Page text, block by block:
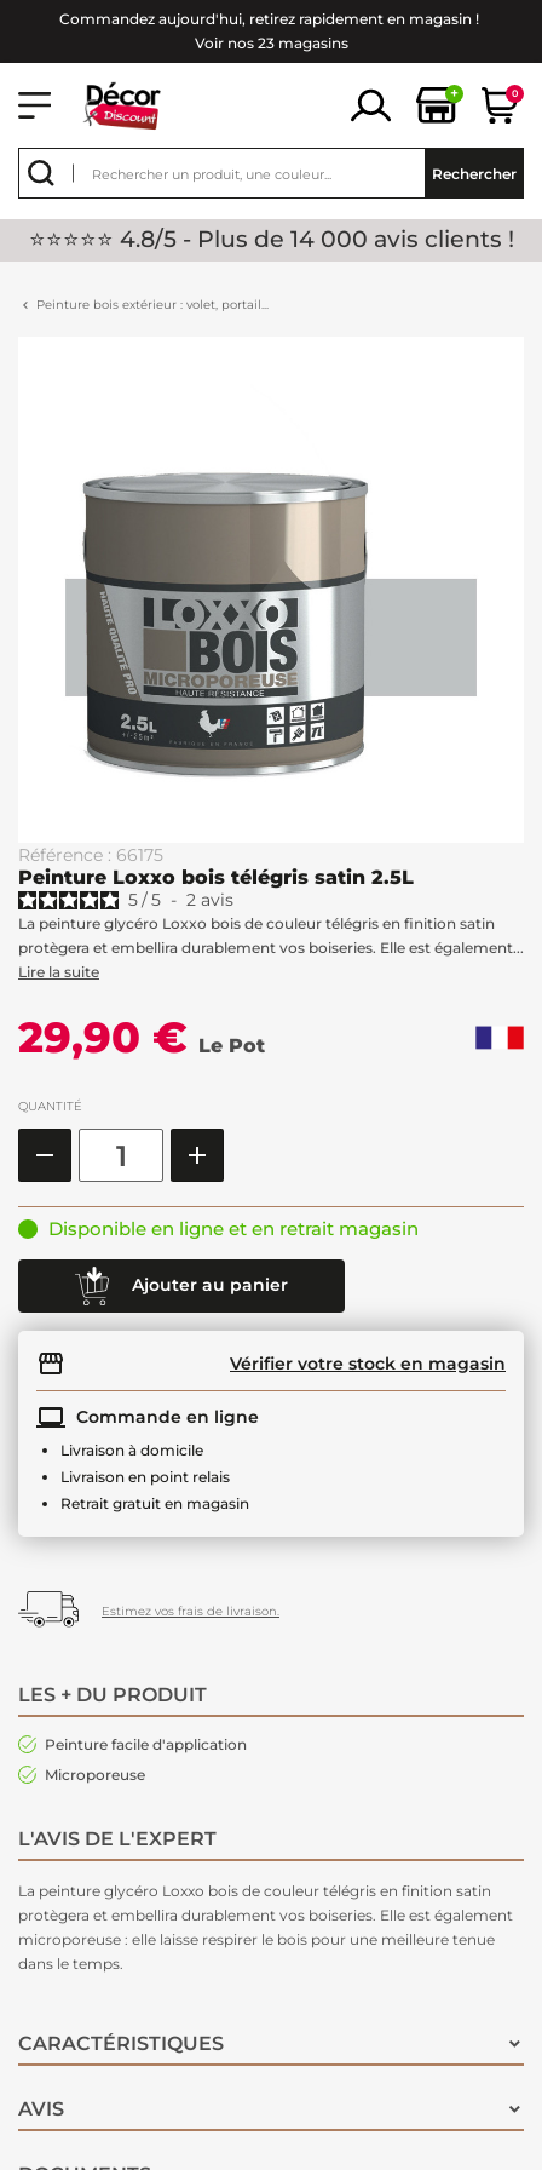
Commandez aujourd'hui, retirez rapidement en magasin !
Voir nos 23 magasins
+ 0
Rechercher
⭐⭐⭐⭐⭐ 4.8/5 - Plus de 14 000 avis clients !
Peinture bois extérieur : volet, portail...
Référence : 66175
Peinture Loxxo bois télégris satin 2.5L
5/5 - 2 avis
La peinture glycéro Loxxo bois de couleur télégris en finition satin
protègera et embellira durablement vos boiseries. Elle est également...
Lire la suite
29,90 € Le Pot
QUANTITÉ
Disponible en ligne et en retrait magasin
Ajouter au panier
Vérifier votre stock en magasin
Commande en ligne
Livraison à domicile
Livraison en point relais
Retrait gratuit en magasin
Estimez vos frais de livraison.
LES + DU PRODUIT
Peinture facile d'application
Microporeuse
L'AVIS DE L'EXPERT
La peinture glycéro Loxxo bois de couleur télégris en finition satin
protègera et embellira durablement vos boiseries. Elle est également
microporeuse : elle laisse respirer le bois pour une meilleure tenue
dans le temps.
CARACTÉRISTIQUES
AVIS